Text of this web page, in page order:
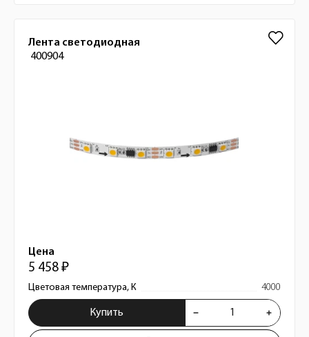
Лента светодиодная
400904
Цена
5 458 ₽
Цветовая температура, К 4000
Купить